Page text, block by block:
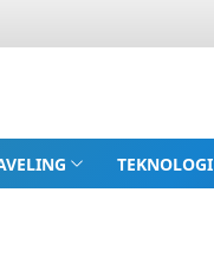
TEKNOLOGI